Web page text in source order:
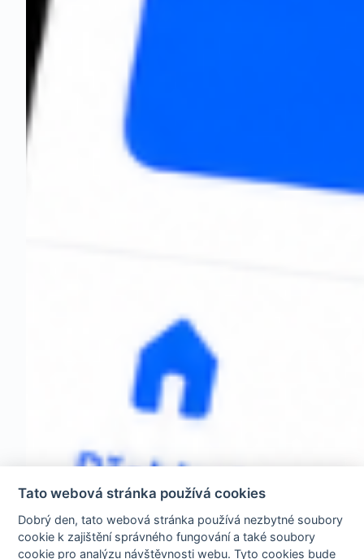
Tato webová stránka používá cookies
Dobrý den, tato webová stránka používá nezbytné soubory
cookie k zajištění správného fungování a také soubory
cookie pro analýzu návštěvnosti webu. Tyto cookies bude